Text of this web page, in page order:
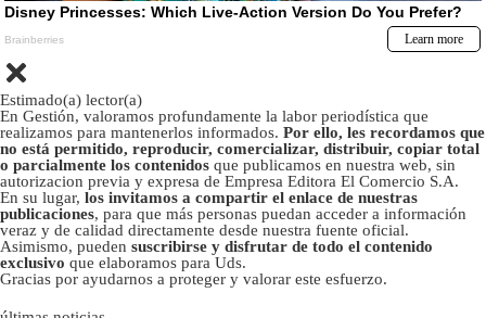
Estimado(a) lector(a)
En Gestión, valoramos profundamente la labor periodística que
realizamos para mantenerlos informados. Por ello, les recordamos que
no está permitido, reproducir, comercializar, distribuir, copiar total
o parcialmente los contenidos que publicamos en nuestra web, sin
autorizacion previa y expresa de Empresa Editora El Comercio S.A.
En su lugar, los invitamos a compartir el enlace de nuestras
publicaciones, para que más personas puedan acceder a información
veraz y de calidad directamente desde nuestra fuente oficial.
Asimismo, pueden suscribirse y disfrutar de todo el contenido
exclusivo que elaboramos para Uds.
Gracias por ayudarnos a proteger y valorar este esfuerzo.